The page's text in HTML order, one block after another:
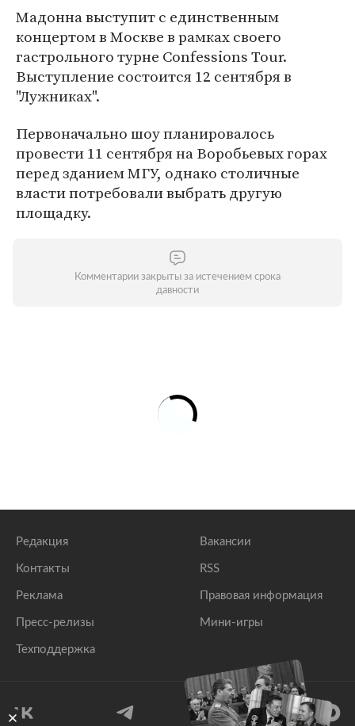
Мадонна выступит с единственным
концертом в Москве в рамках своего
гастрольного турне Confessions Tour.
Выступление состоится 12 сентября в
"Лужниках".
Первоначально шоу планировалось
провести 11 сентября на Воробьевых горах
перед зданием МГУ, однако столичные
власти потребовали выбрать другую
площадку.
Комментарии закрыты за истечением срока
давности
Редакция
Контакты
Реклама
Пресс-релизы
Техподдержка
Вакансии
RSS
Правовая информация
Мини-игры